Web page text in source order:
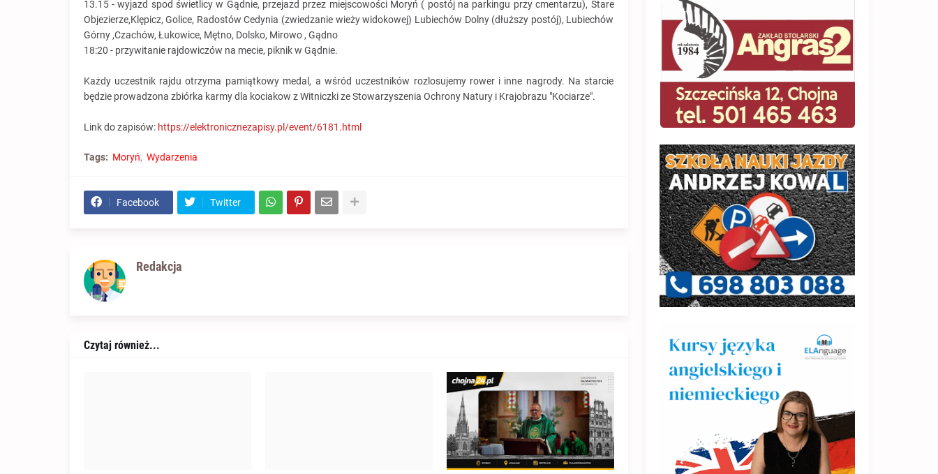
13.15 - wyjazd spod świetlicy w Gądnie, przejazd przez miejscowości Moryń ( postój na parkingu przy cmentarzu), Stare
Objezierze,Klępicz, Golice, Radostów Cedynia (zwiedzanie wieży widokowej) Lubiechów Dolny (dłuższy postój), Lubiechów
Górny ,Czachów, Łukowice, Mętno, Dolsko, Mirowo , Gądno
18:20 - przywitanie rajdowiczów na mecie, piknik w Gądnie.
Każdy uczestnik rajdu otrzyma pamiątkowy medal, a wśród uczestników rozlosujemy rower i inne nagrody. Na starcie
będzie prowadzona zbiórka karmy dla kociakow z Witniczki ze Stowarzyszenia Ochrony Natury i Krajobrazu "Kociarze".
Link do zapisów: https://elektronicznezapisy.pl/event/6181.html
Tags: Moryń Wydarzenia
Facebook Twitter
Redakcja
Czytaj również...